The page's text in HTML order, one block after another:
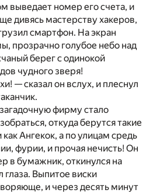
выведает номер его счета, и
дивясь мастерству хакеров,
смартфон. На экран
прозрачно голубое небо над
берег с одинокой
чудного зверя!
— сказал он вслух, и плеснул
фирму стало
откуда берутся такие
Ангекок, а по улицам средь
фурии, и прочая нечисть! Он
в бумажник, откинулся на
глаза. Выпитое виски
и через десять минут